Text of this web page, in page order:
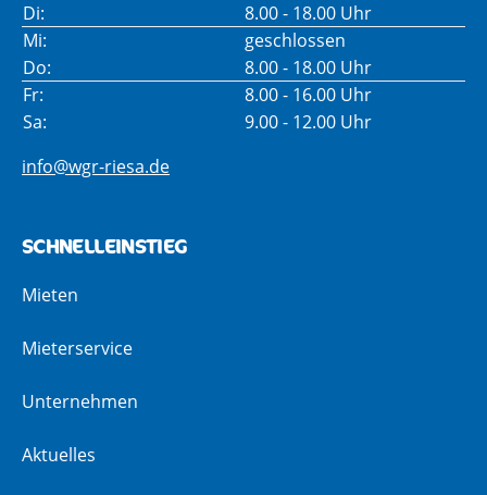
Di:
8.00 - 18.00 Uhr
Mi:
geschlossen
Do:
8.00 - 18.00 Uhr
Fr:
8.00 - 16.00 Uhr
Sa:
9.00 - 12.00 Uhr
info@wgr-riesa.de
SCHNELLEINSTIEG
Mieten
Mieterservice
Unternehmen
Aktuelles